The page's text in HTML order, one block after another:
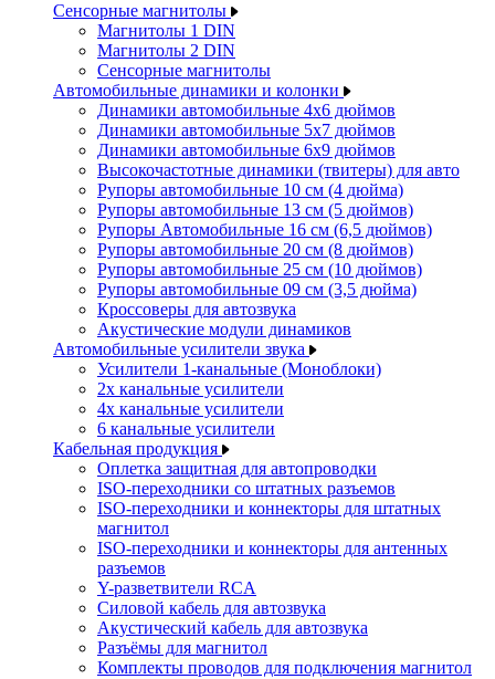
Сенсорные магнитолы
Магнитолы 1 DIN
Магнитолы 2 DIN
Сенсорные магнитолы
Автомобильные динамики и колонки
Динамики автомобильные 4x6 дюймов
Динамики автомобильные 5x7 дюймов
Динамики автомобильные 6x9 дюймов
Высокочастотные динамики (твитеры) для авто
Рупоры автомобильные 10 см (4 дюйма)
Рупоры автомобильные 13 см (5 дюймов)
Рупоры Автомобильные 16 см (6,5 дюймов)
Рупоры автомобильные 20 см (8 дюймов)
Рупоры автомобильные 25 см (10 дюймов)
Рупоры автомобильные 09 см (3,5 дюйма)
Кроссоверы для автозвука
Акустические модули динамиков
Автомобильные усилители звука
Усилители 1-канальные (Моноблоки)
2х канальные усилители
4х канальные усилители
6 канальные усилители
Кабельная продукция
Оплетка защитная для автопроводки
ISO-переходники со штатных разъемов
ISO-переходники и коннекторы для штатных
магнитол
ISO-переходники и коннекторы для антенных
разъемов
Y-разветвители RCA
Силовой кабель для автозвука
Акустический кабель для автозвука
Разъёмы для магнитол
Комплекты проводов для подключения магнитол